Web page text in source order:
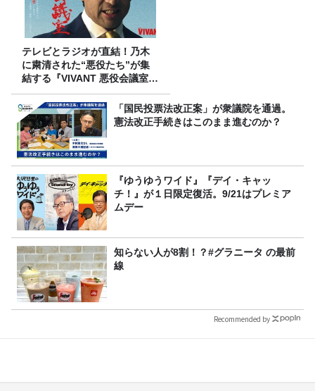
テレビとラジオが直結！乃木
に粛清された“悪役たち”が集
結する『VIVANT 悪役会議室』
7/26(日)23時スタート！
「国民投票法改正案」が衆議院を通過。
憲法改正手続きはこのまま進むのか？
『ゆうゆうワイド』『デイ・キャッ
チ！』が１日限定復活。9/21はプレミア
ムデー
知らない人が8割！？#グラニータ の最前
線
Recommended by